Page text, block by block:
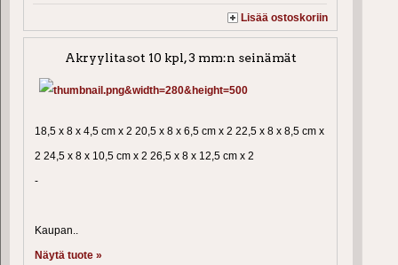
Lisää ostoskoriin
Akryylitasot 10 kpl, 3 mm:n seinämät
18,5 x 8 x 4,5 cm x 2 20,5 x 8 x 6,5 cm x 2 22,5 x 8 x 8,5 cm x
2 24,5 x 8 x 10,5 cm x 2 26,5 x 8 x 12,5 cm x 2
-
Kaupan..
Näytä tuote »